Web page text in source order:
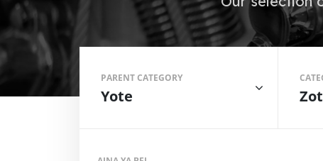
PARENT CATEGORY
Yote